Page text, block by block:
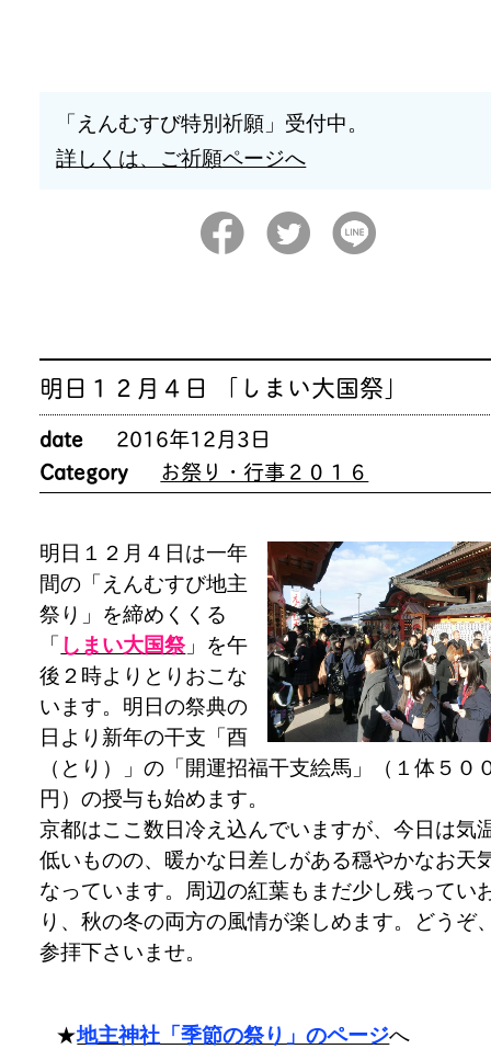
「えんむすび特別祈願」受付中。
詳しくは、ご祈願ページへ
明日１２月４日 「しまい大国祭」
date
2016年12月3日
Category
お祭り・行事２０１６
明日１２月４日は一年
間の「えんむすび地主
祭り」を締めくくる
「 しまい大国祭」を午
後２時よりとりおこな
います。明日の祭典の
日より新年の干支「酉
（とり）」の「開運招福干支絵馬」（１体５０
円）の授与も始めます。
京都はここ数日冷え込んでいますが、今日は気
低いものの、暖かな日差しがある穏やかなお天
なっています。周辺の紅葉もまだ少し残ってい
り、秋の冬の両方の風情が楽しめます。どうぞ
参拝下さいませ。
★地主神社「季節の祭り」のページへ